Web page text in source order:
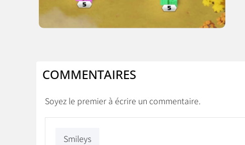
COMMENTAIRES
Soyez le premier à écrire un commentaire.
Smileys